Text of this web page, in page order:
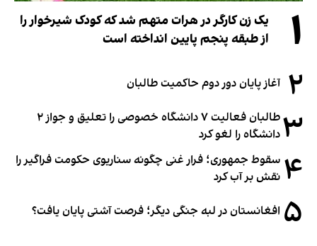
۱
یک زن کارگر در هرات متهم شد که کودک شیرخوار را
از طبقه پنجم پایین انداخته است
۲ آغاز پایان دور دوم حاکمیت طالبان
۳
طالبان فعالیت ۷ دانشگاه خصوصی را تعلیق و جواز ۲
دانشگاه را لغو کرد
۴ سقوط جمهوری؛ فرار غنی چگونه سناریوی حکومت فراگیر را
نقش بر آب کرد
۵ افغانستان در لبه جنگی دیگر؛ فرصت آشتی پایان یافت؟